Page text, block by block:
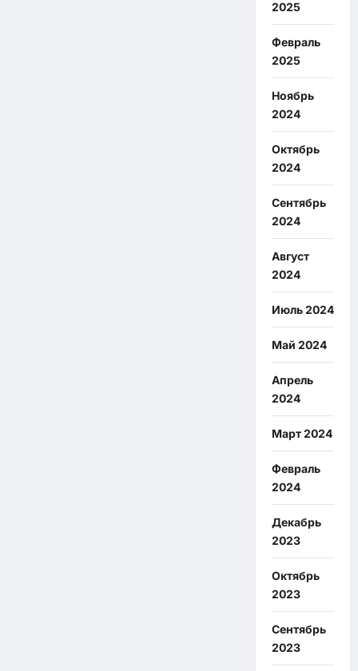
2025
Февраль
2025
Ноябрь
2024
Октябрь
2024
Сентябрь
2024
Август
2024
Июль 2024
Май 2024
Апрель
2024
Март 2024
Февраль
2024
Декабрь
2023
Октябрь
2023
Сентябрь
2023